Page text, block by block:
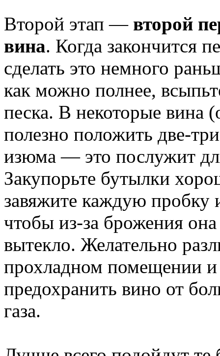
Второй этап — второй
вина. Когда закончится
сделать это немного
как можно полнее,
песка. В некоторые вина
полезно положить две-
изюма — это послужит
Закупорьте бутылки
завяжите каждую пробку
чтобы из-за брожения
вытекло. Желательно
прохладном помещении
предохранить вино от
газа.